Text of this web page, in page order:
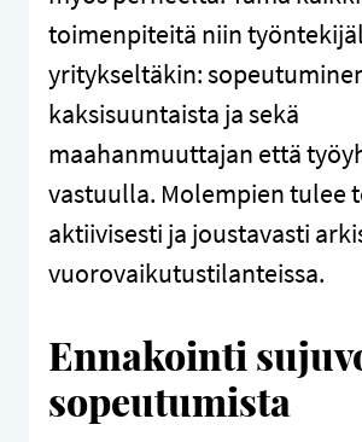
toimenpiteitä niin
yritykseltäkin:
kaksisuuntaista ja sekä
maahanmuuttajan että
vastuulla. Molempien tulee
aktiivisesti ja joustavasti
vuorovaikutustilanteissa.
Ennakointi
sopeutumista